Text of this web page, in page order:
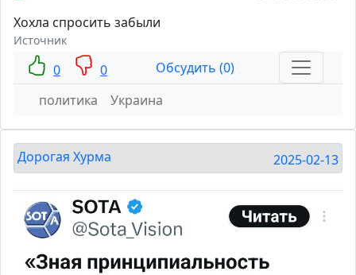
Хохла спросить забыли
Источник
0 0
Обсудить (0)
политика
Украина
Дорогая Хурма 2025-02-13